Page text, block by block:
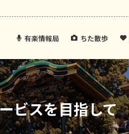
有楽情報局 ちた散歩
ビスを目指して